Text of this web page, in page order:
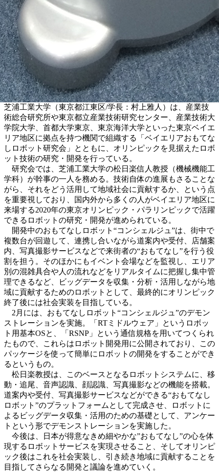
芝浦工業大学（東京都江東区/学長：村上雅人）は、産業技
術総合研究所や東京都立産業技術研究センター、産業技術大
学院大学、首都大学東京、東京海洋大学といった東京ベイエ
リア地区に拠点を持つ機関で組織する「ベイエリアおもてな
しロボット研究会」とともに、オリンピックを見据えたロボ
ット技術の研究・開発を行っている。
研究会では、芝浦工業大学の松日楽信人教授（機械機能工
学科）が幹事の一人を務める。技術自体の進展もさることな
がら、それをどう活用して地域社会に貢献するか、という点
を重要視しており、国内外から多くの人がベイエリア地区に
来場する2020年の東京オリンピック・パラリンピックで活躍
できるロボットの研究・開発が進められている。
開発中のおもてなしロボット“コンシェルジュ”は、街中で
複数台が回遊して、連携し合いながら道案内や受付、店舗案
内、写真撮影サービスなどで来街者の“おもてなし”を行う役
割を担う。そのほかにもイベント会場などを監視し、エリア
別の混雑具合や人の流れなどをリアルタイムに把握し集中管
理できるなど、ビッグデータを収集・分析・活用しながら地
域に貢献するためのロボットとして、最終的にオリンピック
終了後には社会実装を目指している。
2月には、おもてなしロボット“コンシェルジュ”のデモン
ストレーションを実施。「RTミドルウェア」というロボッ
ト用基本OSと、「RSNP」という通信規格を用いてつくられ
たもので、これらはロボット開発用に公開されており、この
パッケージを使って簡単にロボットの開発をすることができ
るというもの。
松日楽教授は、このベースとなるロボットシステムに、移
動・追尾、音声認識、顔認識、写真撮影などの機能を搭載。
道案内や受付、写真撮影サービスなどができる“おもてなし
ロボット”のプラットフォームとして完成させ、ロボットに
よるビッグデータ収集・活用のための基礎として、アンケー
トという形でデモンストレーションを実施した。
今後は、日本が得意なきめ細やかな”おもてなし”の心を体
現するロボットサービスを実現させること、そしてオリンピ
ック後はこれを社会実装し、引き続き地域に貢献することを
目指してさらなる開発と議論を進めていく。